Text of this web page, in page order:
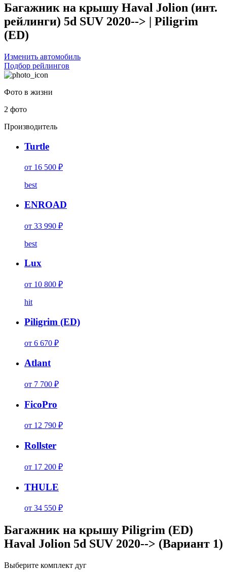
Багажник на крышу Haval Jolion (инт.
рейлинги) 5d SUV 2020--> | Piligrim
(ED)
Изменить автомобиль
Подбор рейлингов
Фото в жизни
2 фото
Производитель
Turtle
от 16 500 ₽
best
ENROAD
от 33 990 ₽
best
Lux
от 10 800 ₽
hit
Piligrim (ED)
от 6 670 ₽
Atlant
от 7 700 ₽
FicoPro
от 12 790 ₽
Rollster
от 17 200 ₽
THULE
от 34 550 ₽
Багажник на крышу Piligrim (ED)
Haval Jolion 5d SUV 2020--> (Вариант 1)
Выберите комплект дуг